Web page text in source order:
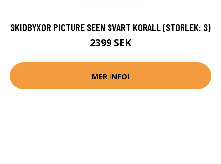
SKIDBYXOR PICTURE SEEN SVART KORALL (STORLEK: S)
2399 SEK
MER INFO!